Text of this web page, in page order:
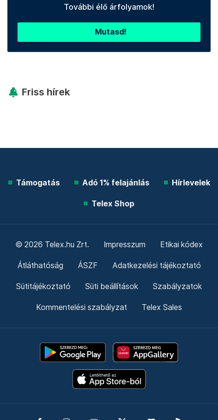
További élő árfolyamok!
Mutasd!
Friss hírek
Támogatás Adó 1% felajánlás Hírlevelek
Telex Shop
© 2026 Telex.hu Zrt. Impresszum Etikai kódex
Átláthatóság ÁSZF Adatkezelési tájékoztató
Sütitájékoztató Süti beállítások Szabályzatok
Kommentelési szabályzat Telex Sales